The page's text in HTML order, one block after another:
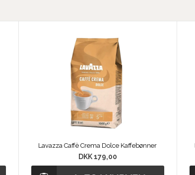
Lavazza Caffè Crema Dolce Kaffebønner
DKK 179,00